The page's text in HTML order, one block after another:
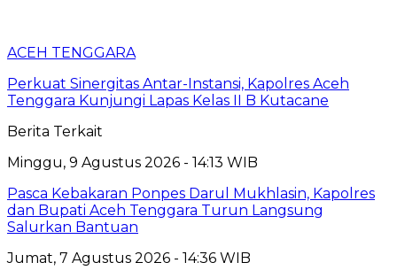
ACEH TENGGARA
Perkuat Sinergitas Antar-Instansi, Kapolres Aceh
Tenggara Kunjungi Lapas Kelas II B Kutacane
Berita Terkait
Minggu, 9 Agustus 2026 - 14:13 WIB
Pasca Kebakaran Ponpes Darul Mukhlasin, Kapolres
dan Bupati Aceh Tenggara Turun Langsung
Salurkan Bantuan
Jumat, 7 Agustus 2026 - 14:36 WIB